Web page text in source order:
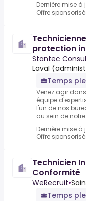
Dernière mise à
Offre
protection
Stantec
Laval
Temps
Venez agir
équipe
l'un de nos
au sein de
Dernière mise à
Offre
Technicien
Conformité
WeRecruit•
Temps